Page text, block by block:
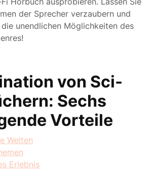
der Sprecher verzaubern und
unendlichen Möglichkeiten des
von Sci-
Sechs
Vorteile
Welten
Erlebnis